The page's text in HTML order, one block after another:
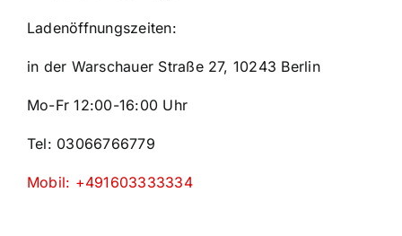
Ladenöffnungszeiten:
in der Warschauer Straße 27, 10243 Berlin
Mo-Fr 12:00-16:00 Uhr
Tel: 03066766779
Mobil: +491603333334